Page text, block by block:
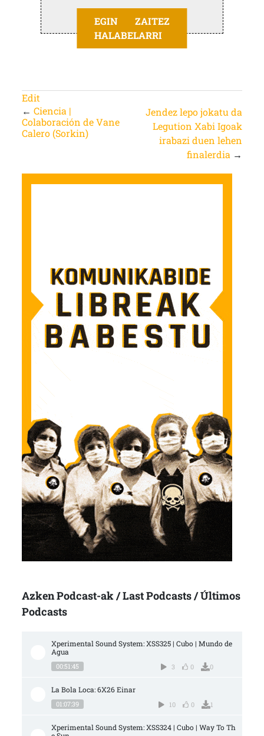
EGIN ZAITEZ
HALABELARRI
Edit
← Ciencia |
Colaboración de Vane
Calero (Sorkin)
Jendez lepo jokatu da
Legution Xabi Igoak
irabazi duen lehen
finalerdia →
Azken Podcast-ak / Last Podcasts / Últimos
Podcasts
Xperimental Sound System: XSS325 | Cubo | Mundo de
Agua
00:51:45 3 0 0
La Bola Loca: 6X26 Einar
01:07:39 10 0 1
Xperimental Sound System: XSS324 | Cubo | Way To Th